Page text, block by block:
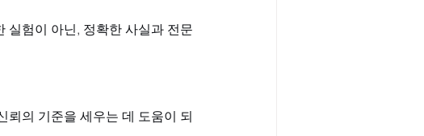
실험이 아닌, 정확한 사실과 전문
뢰의 기준을 세우는 데 도움이 되